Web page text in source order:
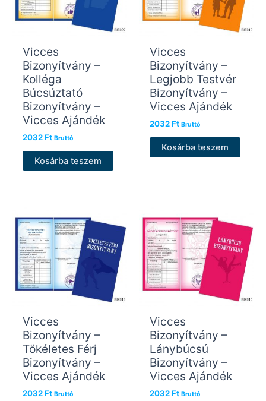
Vicces
Bizonyítvány –
Kolléga
Búcsúztató
Bizonyítvány –
Vicces Ajándék
2032Ft Bruttó
Kosárba teszem
Vicces
Bizonyítvány –
Legjobb Testvér
Bizonyítvány –
Vicces Ajándék
2032Ft Bruttó
Kosárba teszem
Vicces
Bizonyítvány –
Tökéletes Férj
Bizonyítvány –
Vicces Ajándék
2032Ft Bruttó
Vicces
Bizonyítvány –
Lánybúcsú
Bizonyítvány –
Vicces Ajándék
2032Ft Bruttó